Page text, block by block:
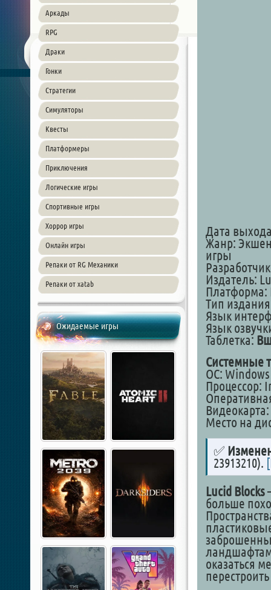
Аркады
RPG
Драки
Гонки
Стратегии
Симуляторы
Квесты
Платформеры
Приключения
Логические игры
Спортивные игры
Хоррор игры
Онлайн игры
Репаки от RG Механики
Репаки от xatab
Ожидаемые игры
Дата
Жанр:
игры
Издатель:
Платформа:
Тип
Язык
Язык
Таблетка:
Системные
ОС: Windows
Процессор:
Место на
✅
23913210).
Lucid Blocks
больше
оказаться